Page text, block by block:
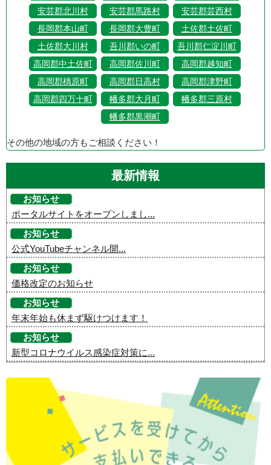
安芸郡北川村
安芸郡馬路村
安芸郡芸西村
長岡郡本山町
長岡郡大豊町
土佐郡土佐町
土佐郡大川村
吾川郡いの町
吾川郡仁淀川町
高岡郡中土佐町
高岡郡佐川町
高岡郡越知町
高岡郡檮原町
高岡郡日高村
高岡郡津野町
高岡郡四万十町
幡多郡大月町
幡多郡三原村
幡多郡黒潮町
その他の地域の方もご相談ください！
最新情報
お知らせ
ポータルサイトをオープンしまし...
お知らせ
公式YouTubeチャンネル開...
お知らせ
価格改定のお知らせ
お知らせ
年末年始も休まず駆けつけます！
お知らせ
新型コロナウイルス感染症対策に...